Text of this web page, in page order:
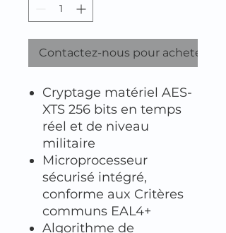
Contactez-nous pour acheter
Cryptage matériel AES-
XTS 256 bits en temps
réel et de niveau
militaire
Microprocesseur
sécurisé intégré,
conforme aux Critères
communs EAL4+
Algorithme de